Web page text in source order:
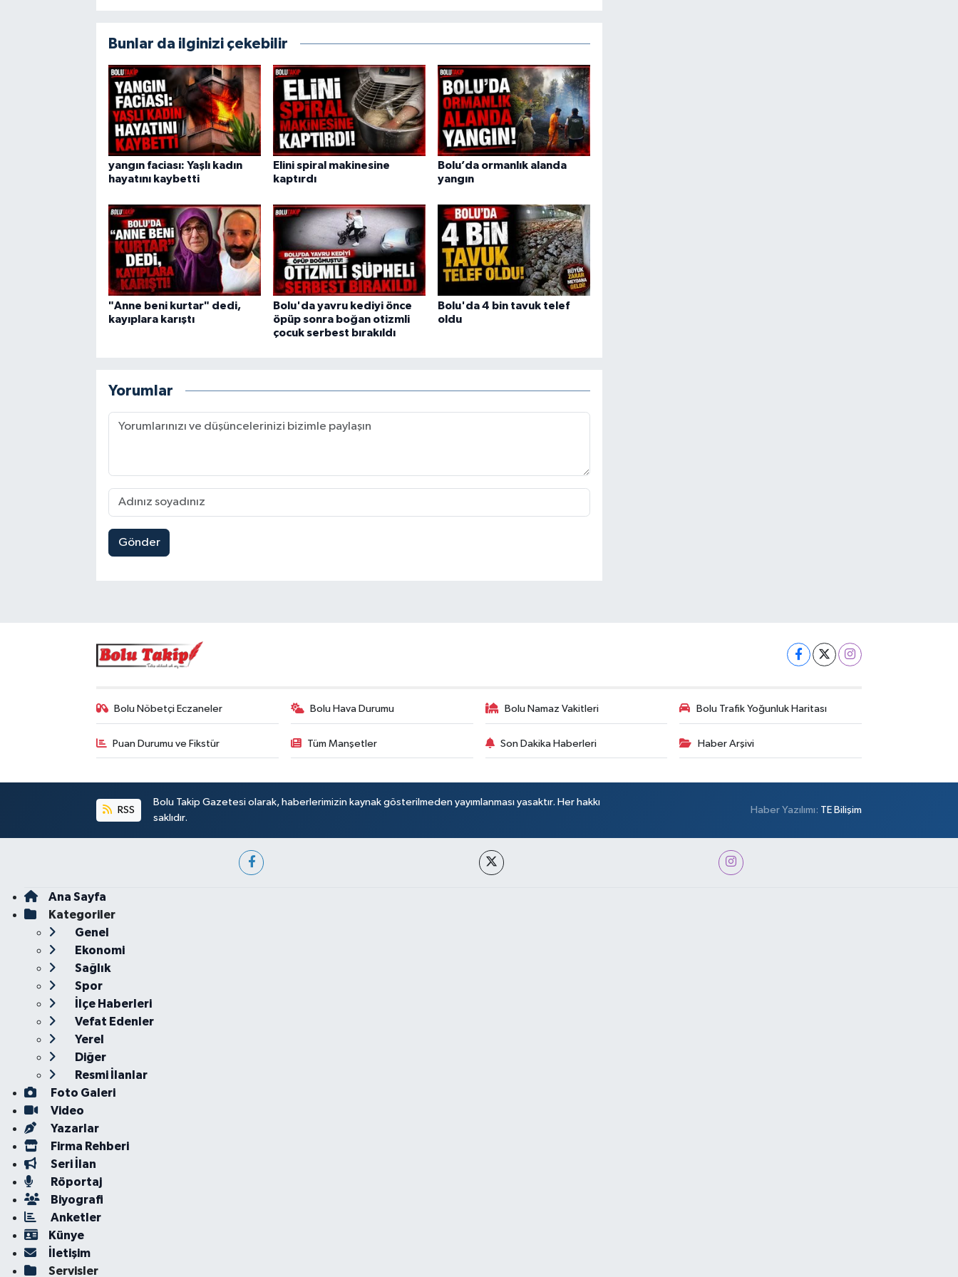
Bunlar da ilginizi çekebilir
yangın faciası: Yaşlı kadın
hayatını kaybetti
Elini spiral makinesine
kaptırdı
Bolu’da ormanlık alanda
yangın
"Anne beni kurtar" dedi,
kayıplara karıştı
Bolu'da yavru kediyi önce
öpüp sonra boğan otizmli
çocuk serbest bırakıldı
Bolu'da 4 bin tavuk telef
oldu
Yorumlar
Gönder
Bolu Nöbetçi Eczaneler Bolu Hava Durumu Bolu Namaz Vakitleri Bolu Trafik Yoğunluk Haritası
Puan Durumu ve Fikstür Tüm Manşetler Son Dakika Haberleri Haber Arşivi
RSS
Bolu Takip Gazetesi olarak, haberlerimizin kaynak gösterilmeden yayımlanması yasaktır. Her hakkı
saklıdır.
Haber Yazılımı: TE Bilişim
Ana Sayfa
Kategoriler
Genel
Ekonomi
Sağlık
Spor
İlçe Haberleri
Vefat Edenler
Yerel
Diğer
Resmi İlanlar
Foto Galeri
Video
Yazarlar
Firma Rehberi
Seri İlan
Röportaj
Biyografi
Anketler
Künye
İletişim
Servisler